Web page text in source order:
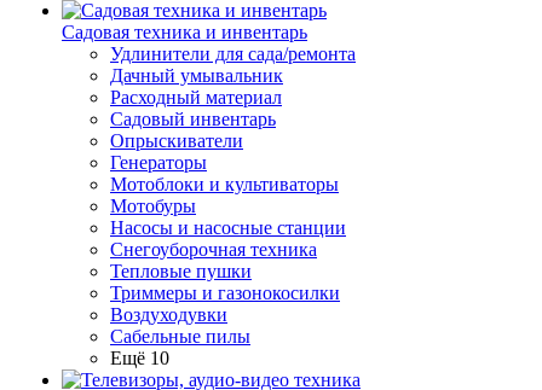
Садовая техника и инвентарь
Удлинители для сада/ремонта
Дачный умывальник
Расходный материал
Садовый инвентарь
Опрыскиватели
Генераторы
Мотоблоки и культиваторы
Мотобуры
Насосы и насосные станции
Снегоуборочная техника
Тепловые пушки
Триммеры и газонокосилки
Воздуходувки
Сабельные пилы
Ещё 10